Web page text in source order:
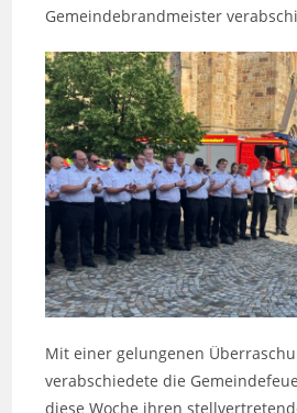
Gemeindebrandmeister
Mit einer gelungenen
verabschiedete die
diese Woche ihren